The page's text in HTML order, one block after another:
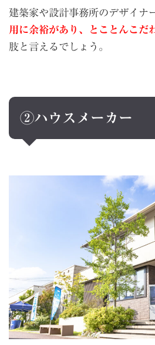
建築家や設計事務所のデザイナ
用に余裕があり、とことんこだ
肢と言えるでしょう。
②ハウスメーカー